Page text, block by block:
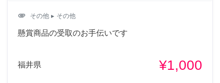
attachment その他 ▸ その他
懸賞商品の受取のお手伝いです
福井県 ¥1,000